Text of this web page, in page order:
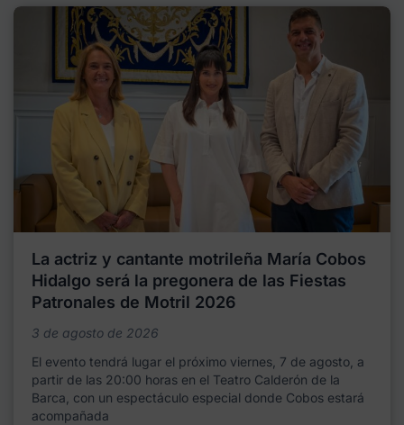
La actriz y cantante motrileña María Cobos
Hidalgo será la pregonera de las Fiestas
Patronales de Motril 2026
3 de agosto de 2026
El evento tendrá lugar el próximo viernes, 7 de agosto, a
partir de las 20:00 horas en el Teatro Calderón de la
Barca, con un espectáculo especial donde Cobos estará
acompañada